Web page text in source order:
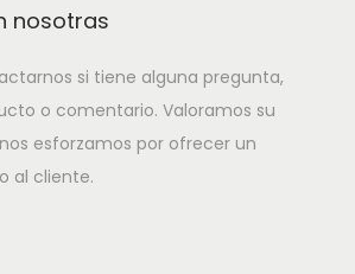
nosotras
si tiene alguna pregunta,
o comentario. Valoramos su
esforzamos por ofrecer un
al cliente.